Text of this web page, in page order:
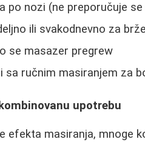
po nozi (ne preporučuje
ili svakodnevno za
se masazer pregrew
sa ručnim masiranjem za
upotrebu
efekta masiranja, mnoge